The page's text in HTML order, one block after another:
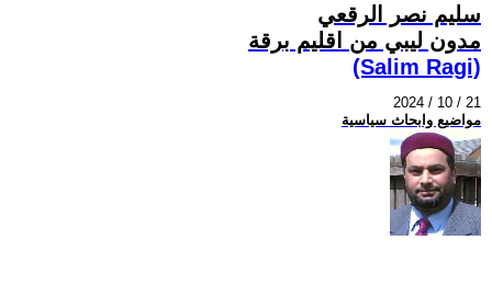
سليم نصر الرقعي
مدون ليبي من اقليم برقة
(Salim Ragi)
2024 / 10 / 21
مواضيع وابحاث سياسية